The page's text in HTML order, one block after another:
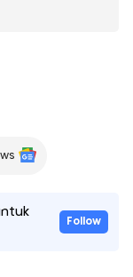
Follow